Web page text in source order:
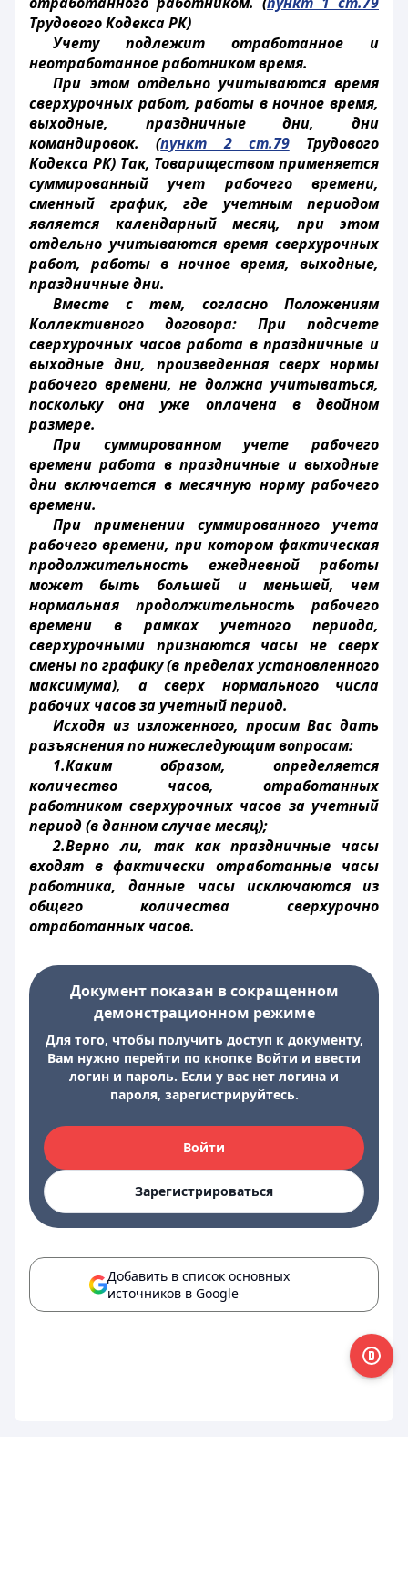
Трудового Кодекса РК)
Учету подлежит отработанное и
неотработанное работником время.
При этом отдельно учитываются время
сверхурочных работ, работы в ночное время,
выходные, праздничные дни, дни
командировок. (пункт 2 ст.79Трудового
Кодекса РК) Так, Товариществом применяется
суммированный учет рабочего времени,
сменный график, где учетным периодом
является календарный месяц, при этом
отдельно учитываются время сверхурочных
работ, работы в ночное время, выходные,
праздничные дни.
Вместе с тем, согласно Положениям
Коллективного договора: При подсчете
сверхурочных часов работа в праздничные и
выходные дни, произведенная сверх нормы
рабочего времени, не должна учитываться,
поскольку она уже оплачена в двойном
размере.
При суммированном учете рабочего
времени работа в праздничные и выходные
дни включается в месячную норму рабочего
времени.
При применении суммированного учета
рабочего времени, при котором фактическая
продолжительность ежедневной работы
может быть большей и меньшей, чем
нормальная продолжительность рабочего
времени в рамках учетного периода,
сверхурочными признаются часы не сверх
смены по графику (в пределах установленного
максимума), а сверх нормального числа
рабочих часов за учетный период.
Исходя из изложенного, просим Вас дать
разъяснения по нижеследующим вопросам:
1.Каким образом, определяется
количество часов, отработанных
работником сверхурочных часов за учетный
период (в данном случае месяц);
2.Верно ли, так как праздничные часы
входят в фактически отработанные часы
работника, данные часы исключаются из
общего количества сверхурочно
отработанных часов.
Документ показан в сокращенном
демонстрационном режиме
Для того, чтобы получить доступ к документу,
Вам нужно перейти по кнопке Войти и ввести
логин и пароль. Если у вас нет логина и
пароля, зарегистрируйтесь.
Войти
Зарегистрироваться
Добавить в список основных
источников в Google